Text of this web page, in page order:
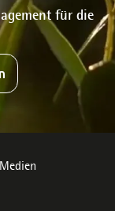
für die